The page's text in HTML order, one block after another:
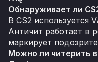
Обнаруживает ли
В CS2 используется
Античит работает в
маркирует
Можно ли читерить